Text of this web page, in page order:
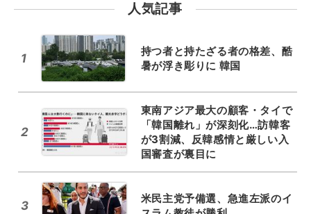
人気記事
1
持つ者と持たざる者の格差、酷
暑が浮き彫りに 韓国
2
東南アジア最大の顧客・タイで
「韓国離れ」が深刻化…訪韓客
が3割減、反韓感情と厳しい入
国審査が裏目に
3
米民主党予備選、急進左派のイ